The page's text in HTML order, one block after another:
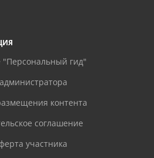
"Персональный гид"
контента
соглашение
участника